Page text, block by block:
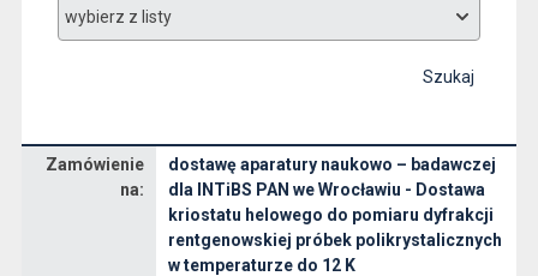
Szukaj
Zamówienie
na:
dostawę aparatury naukowo – badawczej
dla INTiBS PAN we Wrocławiu - Dostawa
kriostatu helowego do pomiaru dyfrakcji
rentgenowskiej próbek polikrystalicznych
w temperaturze do 12 K